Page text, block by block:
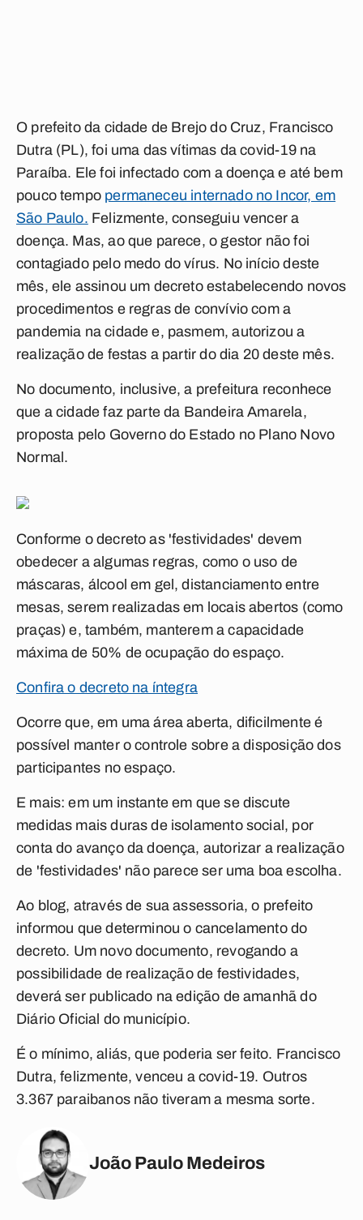
O prefeito da cidade de Brejo do Cruz, Francisco
Dutra (PL), foi uma das vítimas da covid-19 na
Paraíba. Ele foi infectado com a doença e até bem
pouco tempo permaneceu internado no Incor, em
São Paulo. Felizmente, conseguiu vencer a
doença. Mas, ao que parece, o gestor não foi
contagiado pelo medo do vírus. No início deste
mês, ele assinou um decreto estabelecendo novos
procedimentos e regras de convívio com a
pandemia na cidade e, pasmem, autorizou a
realização de festas a partir do dia 20 deste mês.
No documento, inclusive, a prefeitura reconhece
que a cidade faz parte da Bandeira Amarela,
proposta pelo Governo do Estado no Plano Novo
Normal.
Conforme o decreto as 'festividades' devem
obedecer a algumas regras, como o uso de
máscaras, álcool em gel, distanciamento entre
mesas, serem realizadas em locais abertos (como
praças) e, também, manterem a capacidade
máxima de 50% de ocupação do espaço.
Confira o decreto na íntegra
Ocorre que, em uma área aberta, dificilmente é
possível manter o controle sobre a disposição dos
participantes no espaço.
E mais: em um instante em que se discute
medidas mais duras de isolamento social, por
conta do avanço da doença, autorizar a realização
de 'festividades' não parece ser uma boa escolha.
Ao blog, através de sua assessoria, o prefeito
informou que determinou o cancelamento do
decreto. Um novo documento, revogando a
possibilidade de realização de festividades,
deverá ser publicado na edição de amanhã do
Diário Oficial do município.
É o mínimo, aliás, que poderia ser feito. Francisco
Dutra, felizmente, venceu a covid-19. Outros
3.367 paraibanos não tiveram a mesma sorte.
João Paulo Medeiros